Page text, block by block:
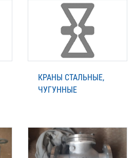
КРАНЫ СТАЛЬНЫЕ,
ЧУГУННЫЕ